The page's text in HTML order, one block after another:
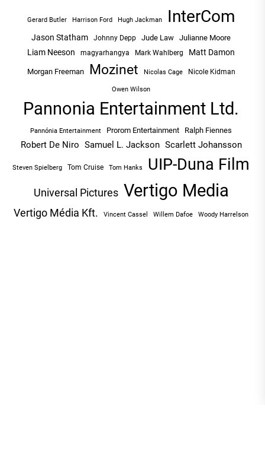
Gerard Butler Harrison Ford Hugh Jackman InterCom
Jason Statham Johnny Depp Jude Law Julianne Moore
Liam Neeson magyarhangya Mark Wahlberg Matt Damon
Morgan Freeman Mozinet Nicolas Cage Nicole Kidman
Owen Wilson
Pannonia Entertainment Ltd.
Pannónia Entertainment Prorom Entertainment Ralph Fiennes
Robert De Niro Samuel L. Jackson Scarlett Johansson
Steven Spielberg Tom Cruise Tom Hanks UIP-Duna Film
Universal Pictures Vertigo Media
Vertigo Média Kft. Vincent Cassel Willem Dafoe Woody Harrelson